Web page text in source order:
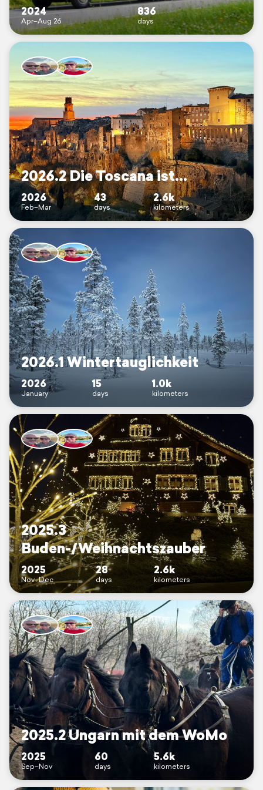
2024
Apr–Aug 26
836
days
2026.2 Die Toscana ist…
2026
Feb–Mar
43
days
2.6k
kilometers
2026.1 Wintertauglichkeit
2026
January
15
days
1.0k
kilometers
2025.3
Buden-/Weihnachtszauber
2025
Nov–Dec
28
days
2.6k
kilometers
2025.2 Ungarn mit dem WoMo
2025
Sep–Nov
60
days
5.6k
kilometers